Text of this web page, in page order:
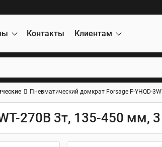
Контакты Клиентам
Пневматический домкрат Forsage F-YHQD-
270B 3т, 135-450 мм,